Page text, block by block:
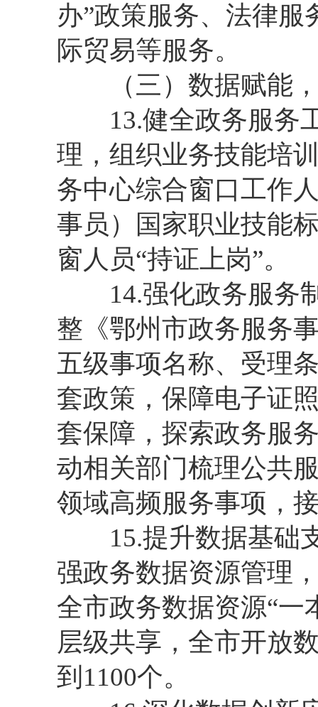
办”政策服务、法律
际贸易等服务。
（三）数据赋能，
13.健全政务服务工
理，组织业务技能培
务中心综合窗口工作
事员）国家职业技能
窗人员“持证上岗”。
14.强化政务服务制
整《鄂州市政务服务
五级事项名称、受理
套政策，保障电子证
套保障，探索政务服
动相关部门梳理公共
领域高频服务事项，
15.提升数据基础支
强政务数据资源管理
全市政务数据资源“一
层级共享，全市开放
到1100个。